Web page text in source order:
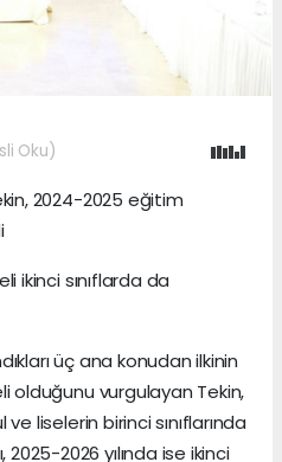
Oku)
2024-2025 eğitim
ikinci sınıflarda da
üç ana konudan ilkinin
olduğunu vurgulayan Tekin,
liselerin birinci sınıflarında
2026 yılında ise ikinci